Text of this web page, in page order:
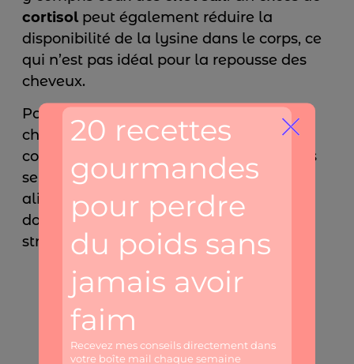
cortisol peut également réduire la
disponibilité de la lysine dans le corps, ce
qui n’est pas idéal pour la repousse des
cheveux.
Pour faire le plein de
, le
chocolat noir, les graines, les fruits à
coque, les bananes, ou les légumineuses
seront d’excellents choix. Une
alimentation riche en magnésium
donc aider à protéger lescheveux
stress oxydatif et de la chute.